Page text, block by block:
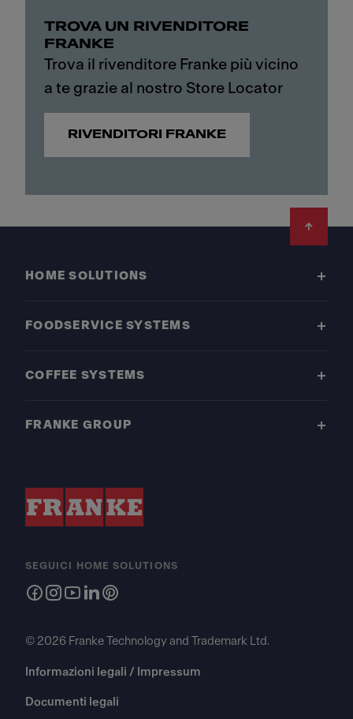
TROVA UN RIVENDITORE
FRANKE
Trova il rivenditore Franke più vicino
a te grazie al nostro Store Locator
RIVENDITORI FRANKE
HOME SOLUTIONS
FOODSERVICE SYSTEMS
COFFEE SYSTEMS
FRANKE GROUP
SEGUICI HOME SOLUTIONS
© 2026 Franke Technology and Trademark Ltd.
Informazioni legali / Impressum
Documenti legali